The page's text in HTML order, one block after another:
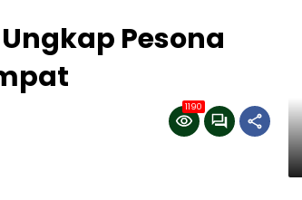
Pesona
1190